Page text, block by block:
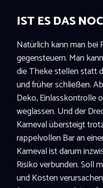
IST ES DAS
Natürlich kann man bei
gegensteuern. Man
die Theke stellen statt
und früher schließen.
Deko, Einlasskontrolle
weglassen. Und der
Karneval übersteigt
rappelvollen Bar an
Karneval ist darum
Risiko verbunden. Soll
und Kosten